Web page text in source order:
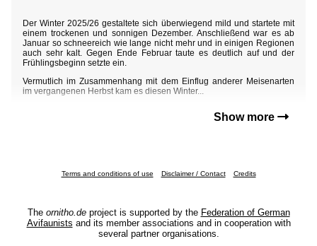
Der Winter 2025/26 gestaltete sich überwiegend mild und startete mit
einem trockenen und sonnigen Dezember. Anschließend war es ab
Januar so schneereich wie lange nicht mehr und in einigen Regionen
auch sehr kalt. Gegen Ende Februar taute es deutlich auf und der
Frühlingsbeginn setzte ein.
Vermutlich im Zusammenhang mit dem Einflug anderer Meisenarten
im vergangenen Herbst kam es diesen Winter...
Show more
Terms and conditions of use Disclaimer / Contact Credits
The ornitho.deproject is supported by the Federation of German
Avifaunists and its member associations and in cooperation with
several partner organisations.